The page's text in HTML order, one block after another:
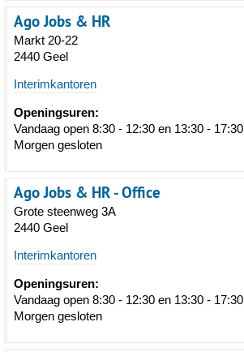
Ago Jobs & HR
Markt 20-22
2440 Geel
Interimkantoren
Openingsuren:
Vandaag open 8:30 - 12:30 en 13:30 - 17:30
Morgen gesloten
Ago Jobs & HR - Office
Grote steenweg 3A
2440 Geel
Interimkantoren
Openingsuren:
Vandaag open 8:30 - 12:30 en 13:30 - 17:30
Morgen gesloten